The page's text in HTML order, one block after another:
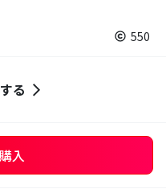
550
る
入